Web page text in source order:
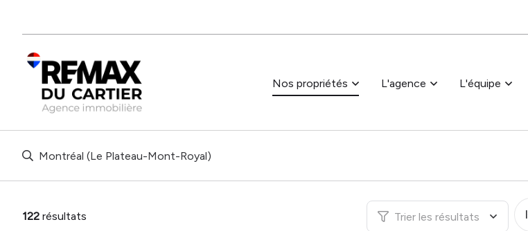
Nos propriétés L'agence L'équipe
Montréal (Le Plateau-Mont-Royal)
122 résultats Trier les résultats